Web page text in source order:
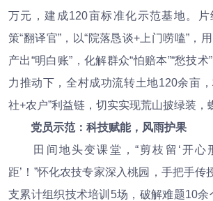
万元，建成120亩标准化示范基地。片
策“翻译官”，以“院落恳谈+上门唠嗑”，
产出“明白账”，化解群众“怕赔本”“愁技
力推动下，全村成功流转土地120余亩
社+农户”利益链，切实实现荒山披绿装，
党员示范：科技赋能，风雨护果
田间地头变课堂，“剪枝留‘开心
距’！”怀化农技专家深入桃园，手把手传
支累计组织技术培训5场，破解难题10余